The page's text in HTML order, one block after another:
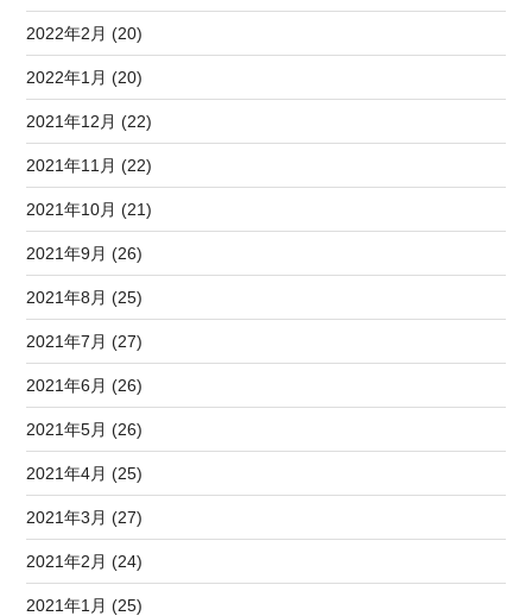
2022年2月 (20)
2022年1月 (20)
2021年12月 (22)
2021年11月 (22)
2021年10月 (21)
2021年9月 (26)
2021年8月 (25)
2021年7月 (27)
2021年6月 (26)
2021年5月 (26)
2021年4月 (25)
2021年3月 (27)
2021年2月 (24)
2021年1月 (25)